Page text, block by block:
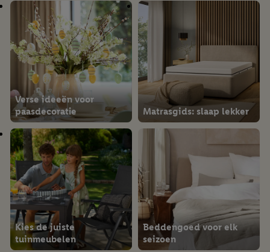
Verse ideeën voor
paasdecoratie
Matrasgids: slaap lekker
Kies de juiste
tuinmeubelen
Beddengoed voor elk
seizoen